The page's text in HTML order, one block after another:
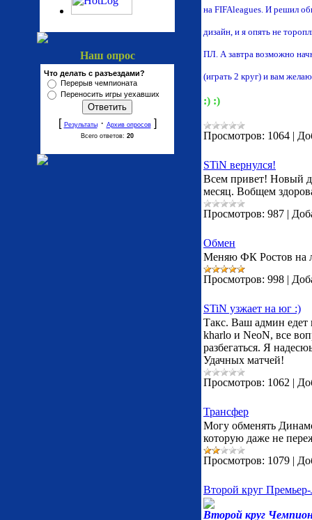
Наш опрос
Что делать с разъездами?
Перерыв чемпионата
Переносить игры уехавших
[ Результаты· Архив опросов]
Всего ответов: 20
на FIFAleagues. И решил
дизайн, и я опять не
ПЛ. А завтра возможно
(играть 2 круг) и вам
:) :)
Просмотров: 1064 |
STiN вернулся!
Всем привет! Новый
месяц. Вобщем
Просмотров: 987 |
Обмен
Меняю ФК Ростов на
Просмотров: 998 |
STiN узжает на юг :)
Такс. Ваш админ едет
kharlo и NeoN, все
разбегаться. Я
Удачных матчей!
Просмотров: 1062 |
Трансфер
Могу обменять
которую даже не
Просмотров: 1079 |
Второй круг
Второй круг